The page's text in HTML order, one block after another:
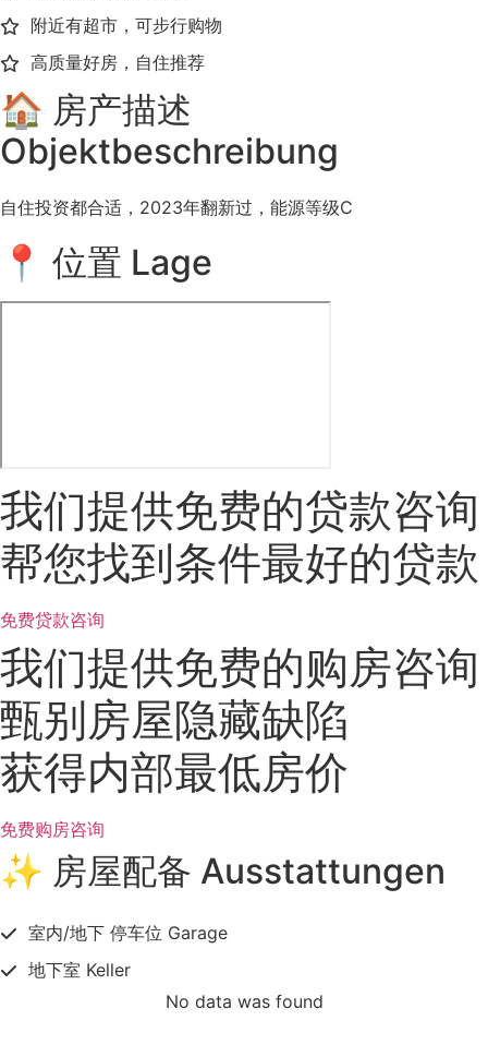
附近有超市，可步行购物
高质量好房，自住推荐
🏠 房产描述
Objektbeschreibung
自住投资都合适，2023年翻新过，能源等级C
📍 位置 Lage
我们提供免费的贷款咨询
帮您找到条件最好的贷款
免费贷款咨询
我们提供免费的购房咨询
甄别房屋隐藏缺陷
获得内部最低房价
免费购房咨询
✨ 房屋配备 Ausstattungen
室内/地下 停车位 Garage
地下室 Keller
No data was found